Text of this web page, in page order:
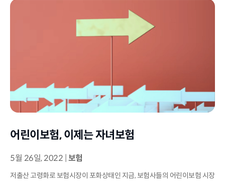
어린이보험, 이제는 자녀보험
5월 26일, 2022 |보험
저출산 고령화로 보험시장이 포화상태인 지금, 보험사들의 어린이보험 시장